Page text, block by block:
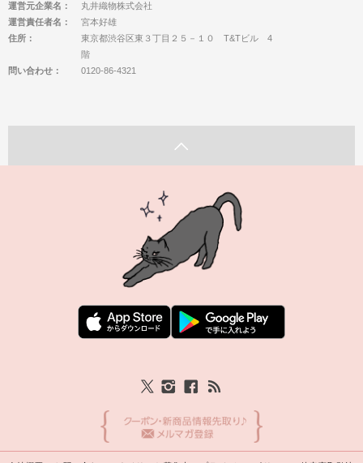
運営元企業名：
丸井織物株式会社
運営責任者名：
宮本好雄
住所：
東京都渋谷区東３丁目２５－１０ T&Tビル 4
階
問い合わせ：
0120-86-4321